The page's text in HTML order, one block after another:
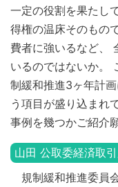
一定の役割を果たし
得権の温床そのもの
費者に強いるなど、
いるのではないか。
制緩和推進3ヶ年計
う項目が盛り込まれ
事例を幾つかご紹介
山田 公取委経済取
規制緩和推進委員